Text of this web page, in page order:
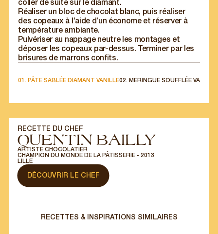
coller de suite sur le diamant.
Réaliser un bloc de chocolat blanc, puis réaliser
des copeaux à l’aide d’un économe et réserver à
température ambiante.
Pulvériser au nappage neutre les montages et
déposer les copeaux par-dessus. Terminer par les
brisures de marrons confits.
01. PÂTE SABLÉE DIAMANT VANILLE02. MERINGUE SOUFFLÉE VANILLE
RECETTE DU CHEF
QUENTIN BAILLY
ARTISTE CHOCOLATIER
CHAMPION DU MONDE DE LA PÂTISSERIE - 2013
LILLE
DÉCOUVRIR LE CHEF
RECETTES & INSPIRATIONS SIMILAIRES
S'INSCRIRE
POUR LES
PROFESSIONNELS
directement dans votre boîte email.